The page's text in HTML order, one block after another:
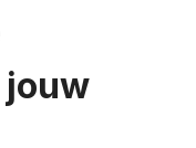
jouw